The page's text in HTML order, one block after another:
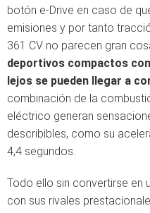
botón e-Drive en caso de
emisiones y por tanto
361 CV no parecen gran
deportivos compactos
lejos se pueden llegar a
combinación de la
eléctrico generan
describibles, como su
4,4 segundos.
Todo ello sin convertirse en
con sus rivales